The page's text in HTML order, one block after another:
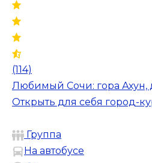
(114)
Любимый Сочи: гора Ахун,
Открыть для себя город-
Группа
На автобусе